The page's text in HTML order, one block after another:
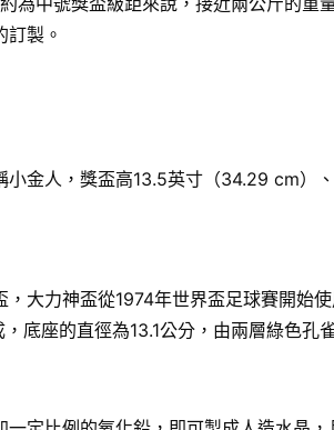
製。
金人，獎盃高13.5英寸（34.29 cm）
大力神盃從1974年世界盃足球賽開始
底座的直徑為13.1公分，由兩層綠色孔